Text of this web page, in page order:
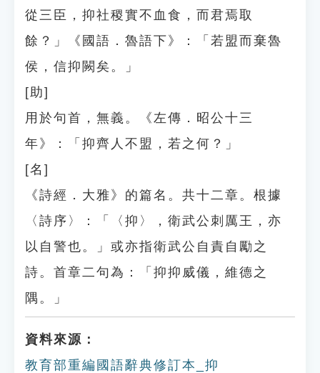
從三臣，抑社稷實不血食，而君焉取
餘？」《國語．魯語下》：「若盟而棄魯
侯，信抑闕矣。」
[助]
用於句首，無義。《左傳．昭公十三
年》：「抑齊人不盟，若之何？」
[名]
《詩經．大雅》的篇名。共十二章。根據
〈詩序〉：「〈抑〉，衛武公刺厲王，亦
以自警也。」或亦指衛武公自責自勵之
詩。首章二句為：「抑抑威儀，維德之
隅。」
資料來源：
教育部重編國語辭典修訂本_抑